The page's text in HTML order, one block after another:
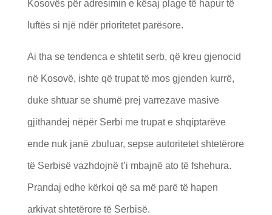
Kosovës për adresimin e kësaj plage të hapur të
luftës si një ndër prioritetet parësore.
Ai tha se tendenca e shtetit serb, që kreu gjenocid
në Kosovë, ishte që trupat të mos gjenden kurrë,
duke shtuar se shumë prej varrezave masive
gjithandej nëpër Serbi me trupat e shqiptarëve
ende nuk janë zbuluar, sepse autoritetet shtetërore
të Serbisë vazhdojnë t’i mbajnë ato të fshehura.
Prandaj edhe kërkoi që sa më parë të hapen
arkivat shtetërore të Serbisë.